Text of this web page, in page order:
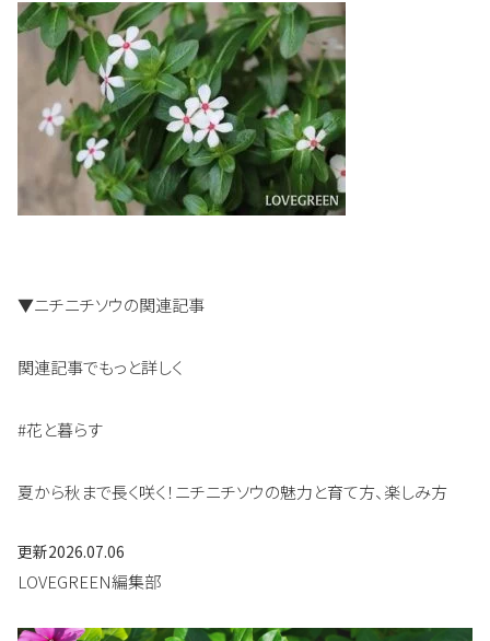
▼ニチニチソウの関連記事
関連記事でもっと詳しく
#花と暮らす
夏から秋まで長く咲く！ニチニチソウの魅力と育て方、楽しみ方
更新2026.07.06
LOVEGREEN編集部